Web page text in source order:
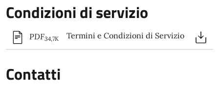
Condizioni di servizio
PDF34,7K Termini e Condizioni di Servizio
Contatti